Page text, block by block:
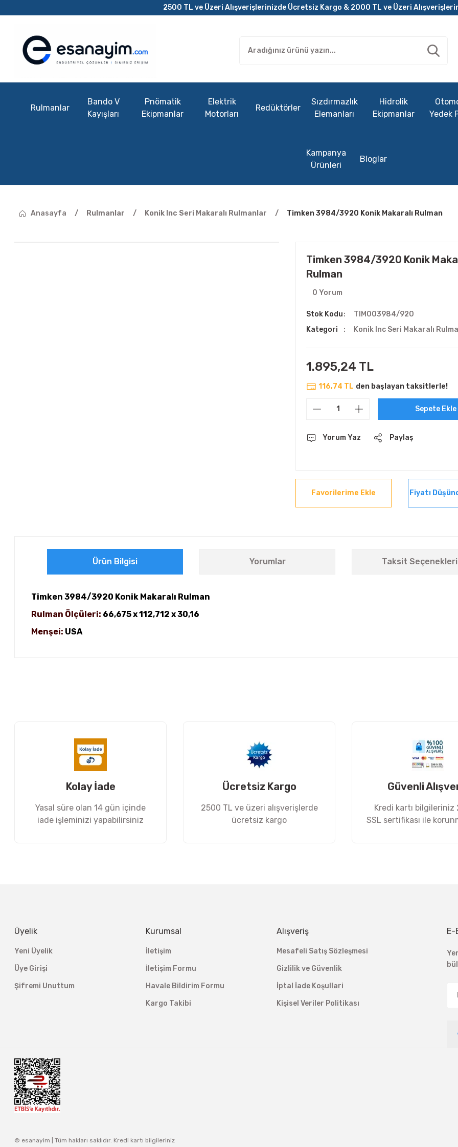
2500 TL ve Üzeri Alışverişlerinizde Ücretsiz Kargo & 2000 TL ve Üzeri
Rulmanlar
Bando V
Kayışları
Pnömatik
Ekipmanlar
Elektrik
Motorları
Redüktörler
Sızdırmazlık
Elemanları
Hidrolik
Ekipmanlar
Yedek
Kampanya
Ürünleri
Bloglar
Anasayfa Rulmanlar Konik Inc Seri Makaralı Rulmanlar Timken 3984/3920 Konik Makaralı Rulman
Timken 3984/3920 Konik
Rulman
0 Yorum
Stok Kodu
TIM003984/920
Kategori
Konik Inc Seri Makaralı
1.895,24 TL
116,74 TL den başlayan taksitlerle!
Sepete Ekle
Yorum Yaz Paylaş
Fiyatı
Ürün Bilgisi Yorumlar Taksit Seçenekleri
Timken 3984/3920 Konik Makaralı Rulman
Rulman Ölçüleri: 66,675 x 112,712 x 30,16
Menşei: USA
Ürün fiyatı diğer sitelerden daha pahalı.
Kolay İade
Yasal süre olan 14 gün içinde
iade işleminizi yapabilirsiniz
Ücretsiz Kargo
2500 TL ve üzeri alışverişlerde
ücretsiz kargo
Güvenli
Kredi kartı bilgileriniz
SSL sertifikası ile
Üyelik
Yeni Üyelik
Üye Girişi
Şifremi Unuttum
Kurumsal
İletişim
İletişim Formu
Havale Bildirim Formu
Kargo Takibi
Alışveriş
Mesafeli Satış Sözleşmesi
Gizlilik ve Güvenlik
İptal İade Koşullari
Kişisel Veriler Politikası
E-
© esanayim | Tüm hakları saklıdır. Kredi kartı bilgileriniz